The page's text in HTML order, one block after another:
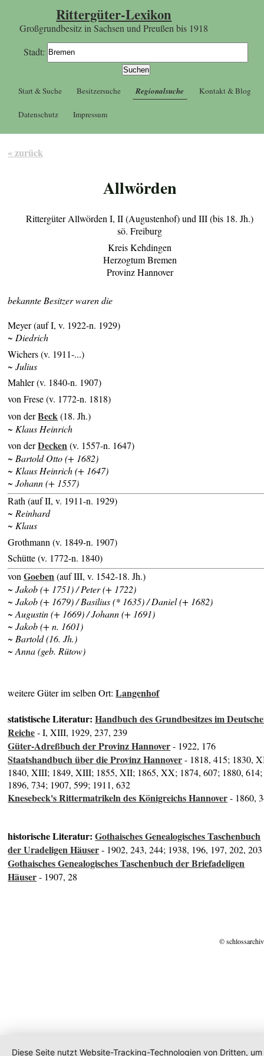
Rittergüter-Lexikon
Großgrundbesitz in Sachsen und Preußen bis 1918
Stadt:
Start & Suche Besitzersuche Regionalsuche Kontakt & Blog
Datenschutz Impressum
« zurück
Allwörden
Rittergüter Allwörden I, II (Augustenhof) und III (bis 18. Jh.)
sö. Freiburg
Kreis Kehdingen
Herzogtum Bremen
Provinz Hannover
bekannte Besitzer waren die
Meyer (auf I, v. 1922-n. 1929)
~ Diedrich
Wichers (v. 1911-...)
~ Julius
Mahler (v. 1840-n. 1907)
von Frese (v. 1772-n. 1818)
von derBeck(18. Jh.)
~ Klaus Heinrich
von derDecken(v. 1557-n. 1647)
~ Bartold Otto (+ 1682)
~ Klaus Heinrich (+ 1647)
~ Johann (+ 1557)
Rath (auf II, v. 1911-n. 1929)
~ Reinhard
~ Klaus
Grothmann (v. 1849-n. 1907)
Schütte (v. 1772-n. 1840)
vonGoeben(auf III, v. 1542-18. Jh.)
~ Jakob (+ 1751) / Peter (+ 1722)
~ Jakob (+ 1679) / Basilius (* 1635) / Daniel (+ 1682)
~ Augustin (+ 1669) / Johann (+ 1691)
~ Jakob (+ n. 1601)
~ Bartold (16. Jh.)
~ Anna (geb. Rütow)
weitere Güter im selben Ort:Langenhof
statistische Literatur:Handbuch des Grundbesitzes im
Reiche- I, XIII, 1929, 237, 239
Güter-Adreßbuch der Provinz Hannover- 1922, 176
Staatshandbuch über die Provinz Hannover- 1818, 415; 1830,
1840, XIII; 1849, XIII; 1855, XII; 1865, XX; 1874, 607; 1880, 614;
1896, 734; 1907, 599; 1911, 632
Knesebeck's Rittermatrikeln des Königreichs Hannover- 1860,
historische Literatur:Gothaisches Genealogisches Taschenbuch
der Uradeligen Häuser- 1902, 243, 244; 1938, 196, 197, 202, 203
Gothaisches Genealogisches Taschenbuch der Briefadeligen
Häuser- 1907, 28
©
Diese Seite nutzt Website-Tracking-Technologien von Dritten, um